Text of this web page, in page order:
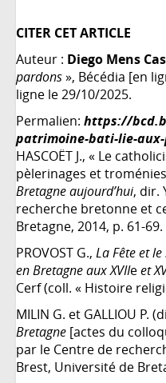
CITER CET ARTICLE
Auteur : Diego Mens
pardons», Bécédia [en
ligne le 29/10/2025.
Permalien: https://
patrimoine-bati-lie-
HASCOËT J., « Le
pèlerinages et
Bretagne aujourd’hui, dir.
recherche bretonne et
Bretagne, 2014, p. 61-69.
PROVOST G., La Fête et
en Bretagne aux XVIIeet
Cerf (coll. « Histoire
MILIN G. et GALLIOU P.
Bretagne [actes du
par le Centre de
Brest, Université de